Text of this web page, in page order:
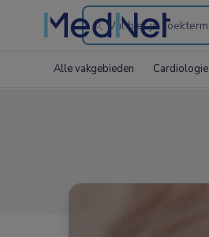
Search
the
Alle vakgebieden Cardiologie